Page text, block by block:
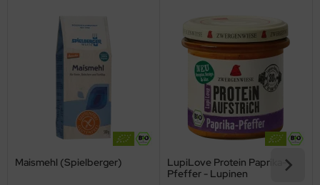
Maismehl (Spielberger)
LupiLove Protein Paprika-
Pfeffer - Lupinen